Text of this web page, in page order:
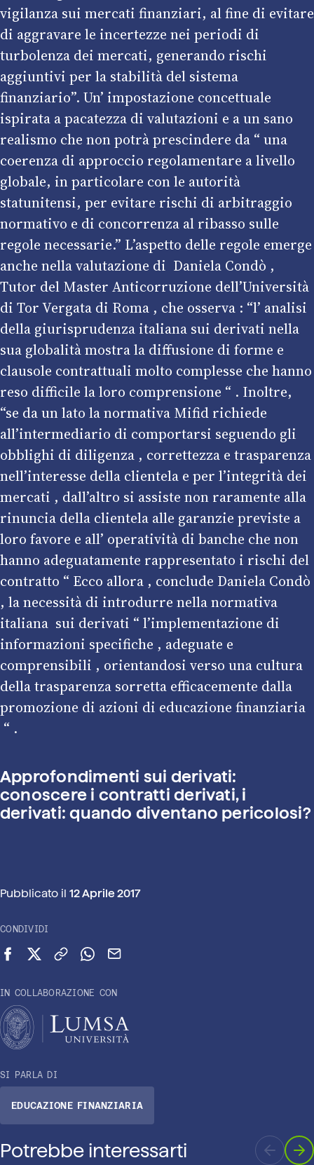
vigilanza sui mercati finanziari, al fine di evitare
di aggravare le incertezze nei periodi di
turbolenza dei mercati, generando rischi
aggiuntivi per la stabilità del sistema
finanziario”. Un’ impostazione concettuale
ispirata a pacatezza di valutazioni e a un sano
realismo che non potrà prescindere da “ una
coerenza di approccio regolamentare a livello
globale, in particolare con le autorità
statunitensi, per evitare rischi di arbitraggio
normativo e di concorrenza al ribasso sulle
regole necessarie.” L’aspetto delle regole emerge
anche nella valutazione di Daniela Condò ,
Tutor del Master Anticorruzione dell’Università
di Tor Vergata di Roma , che osserva : “l’ analisi
della giurisprudenza italiana sui derivati nella
sua globalità mostra la diffusione di forme e
clausole contrattuali molto complesse che hanno
reso difficile la loro comprensione “ . Inoltre,
“se da un lato lanormativa Mifid richiede
all’intermediario di comportarsi seguendo gli
obblighi di diligenza , correttezza e trasparenza
nell’interesse della clientela e per l’integrità dei
mercati , dall’altro si assiste non raramente alla
rinuncia della clientela alle garanzie previste a
loro favore e all’ operatività di banche che non
hanno adeguatamente rappresentato i rischi del
contratto “ Ecco allora , conclude Daniela Condò
, la necessità di introdurre nella normativa
italiana sui derivati “ l’implementazione di
informazioni specifiche , adeguate e
comprensibili , orientandosi verso una cultura
della trasparenza sorretta efficacemente dalla
promozione di azioni di educazione finanziaria
“ .
Approfondimenti sui derivati:
conoscere i contratti derivati,i
derivati: quando diventano pericolosi?
Pubblicato il 12 Aprile 2017
CONDIVIDI
Condividi su Facebook
Condividi su X (Twitter)
Copia link
Condividi su WhatsApp
Invia via email
IN COLLABORAZIONE CON
SI PARLA DI
EDUCAZIONE FINANZIARIA
Potrebbe interessarti